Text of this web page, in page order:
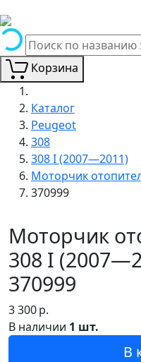
Корзина
Каталог
Peugeot
308
308 I (2007—2011)
Моторчик
370999
Моторчик
308 I
370999
3 300р.
В наличии 1 шт.
В